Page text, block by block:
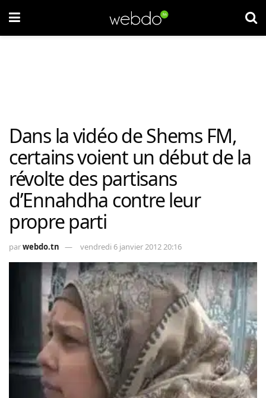
Dans la vidéo de Shems FM,
certains voient un début de la
révolte des partisans
d’Ennahdha contre leur
propre parti
parwebdo.tn vendredi 6 janvier 2012 20:16